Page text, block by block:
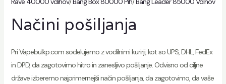
Načini pošiljanja
Pri Vapebulkp.com sodelujemo z vodilnimi kurirji, kot so UPS, DHL, FedEx
in DPD, da zagotovimo hitro in zanesljivo pošiljanje. Odvisno od ciljne
države izberemo najprimernejši način pošiljanja, da zagotovimo, da vaše